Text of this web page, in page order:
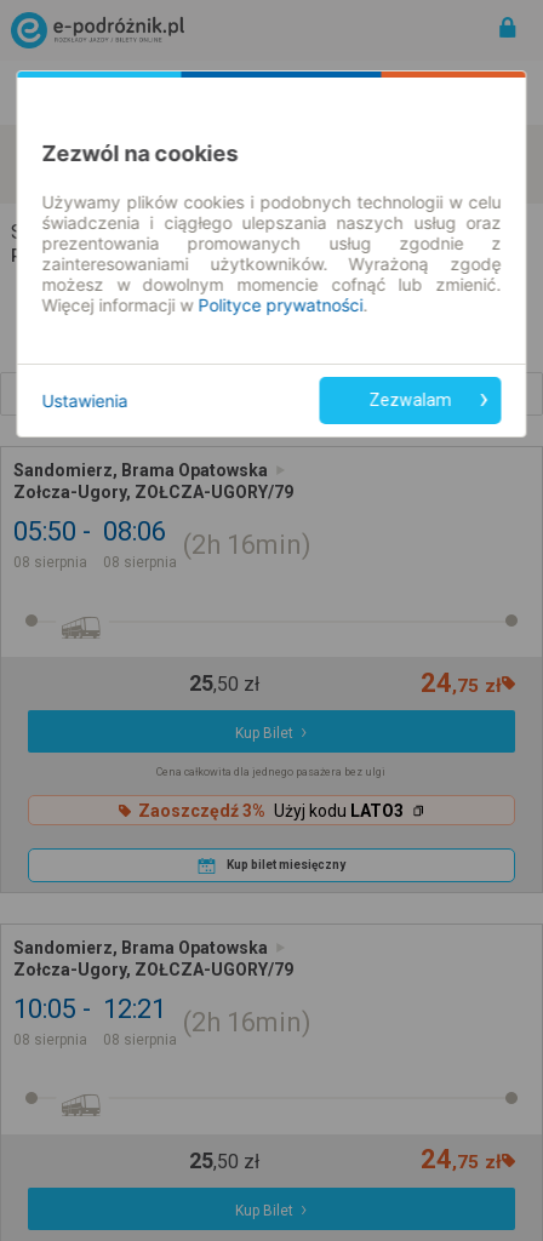
Sandomierz
Zołcza-Ugory
Sandomierz → Zołcza-Ugory
Rozkład jazdy i bilety
Sandomierz, Brama Opatowska
Zołcza-Ugory, ZOŁCZA-UGORY/79
05:50
08 sierpnia
08:06
08 sierpnia
2h 16min
25,50 zł 24,75 zł
Kup Bilet
Cena całkowita dla jednego pasażera bez ulgi
Zaoszczędź 3% Użyj kodu LATO3
Kup bilet miesięczny
Sandomierz, Brama Opatowska
Zołcza-Ugory, ZOŁCZA-UGORY/79
10:05
08 sierpnia
12:21
08 sierpnia
2h 16min
25,50 zł 24,75 zł
Kup Bilet
Zezwól na cookies
Używamy plików cookies i podobnych technologii w celu
świadczenia i ciągłego ulepszania naszych usług oraz
prezentowania promowanych usług zgodnie z
zainteresowaniami użytkowników. Wyrażoną zgodę
możesz w dowolnym momencie cofnąć lub zmienić.
Więcej informacji w Polityce prywatności.
Ustawienia Zezwalam